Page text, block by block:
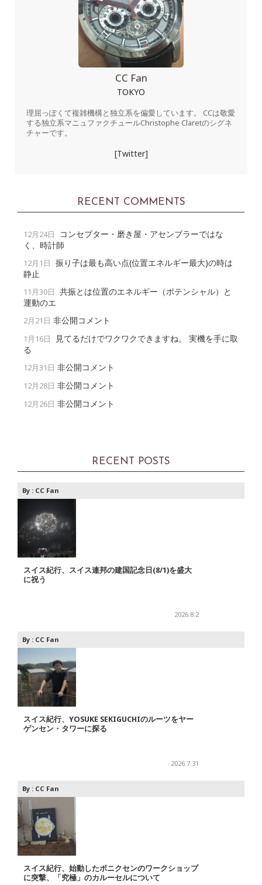
CC Fan
TOKYO
理屈っぽくて複雑機構と独立系を偏愛しています。 CCは敬愛
する独立系マニュファクチュールChristophe Claretのシグネ
チャーです。
[Twitter]
RECENT COMMENTS
12月24日
コンセプター・磨き屋・アセンブラーではな
く、時計師
12月1日 振り子は最も高い点(位置エネルギー最大)の時は
静止
11月30日 共振とは位置のエネルギー（ポテンシャル）と
運動のエ
2月21日 非公開コメント
1月16日
見てるだけでワクワクできますね。 実機を手に取
る
12月31日 非公開コメント
12月28日 非公開コメント
12月26日 非公開コメント
RECENT POSTS
By : CC Fan
スイス紀行、スイス連邦の建国記念日(8/1)を盛大
に祝う
2026.8.2
By : CC Fan
スイス紀行、YOSUKE SEKIGUCHIのルーツをヤー
ゲンセン・タワーに探る
2026.7.31
By : CC Fan
スイス紀行、始動したボニクセンのワークショップ
に突撃、「究極」のカルーセルについて